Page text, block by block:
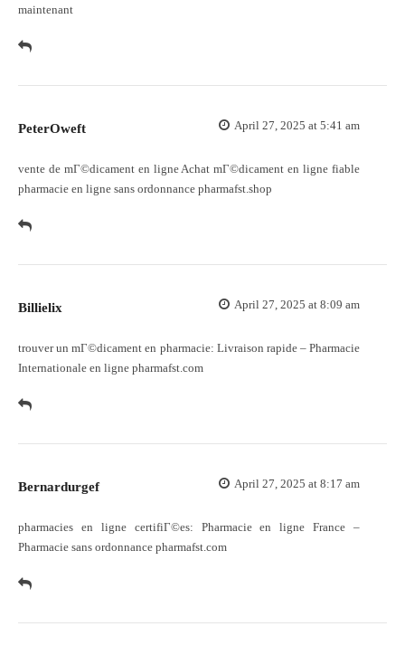
maintenant
PeterOweft April 27, 2025 at 5:41 am
vente de mГ©dicament en ligneAchat mГ©dicament en ligne fiable
pharmacie en ligne sans ordonnance pharmafst.shop
Billielix April 27, 2025 at 8:09 am
trouver un mГ©dicament en pharmacie: Livraison rapide– Pharmacie
Internationale en ligne pharmafst.com
Bernardurgef April 27, 2025 at 8:17 am
pharmacies en ligne certifiГ©es: Pharmacie en ligne France –
Pharmacie sans ordonnance pharmafst.com